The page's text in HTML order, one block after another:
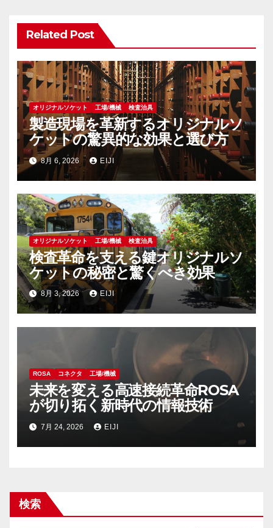
ョ
ン
Related Post
オリジナルソケット 工場/機械 検査治具
製造現場を革新するオリジナルソ
ケットの驚異的な効果と選び方
8月 6, 2026 EIJI
オリジナルソケット 工場/機械 検査治具
検査革命を支える鍵オリジナルソ
ケットの秘密と驚くべき効果
8月 3, 2026 EIJI
ROSA コネクタ 工場/機械
未来を変える高速接続革命ROSA
が切り拓く新時代の情報技術
7月 24, 2026 EIJI
検索